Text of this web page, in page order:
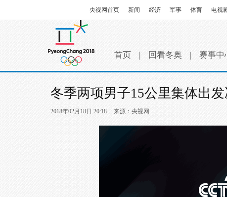
央视网首页 新闻 经济 军事 体育 电视
首页 | 回看冬奥 | 赛事中
冬季两项男子15公里集体出
2018年02月18日 20:18 来源：央视网